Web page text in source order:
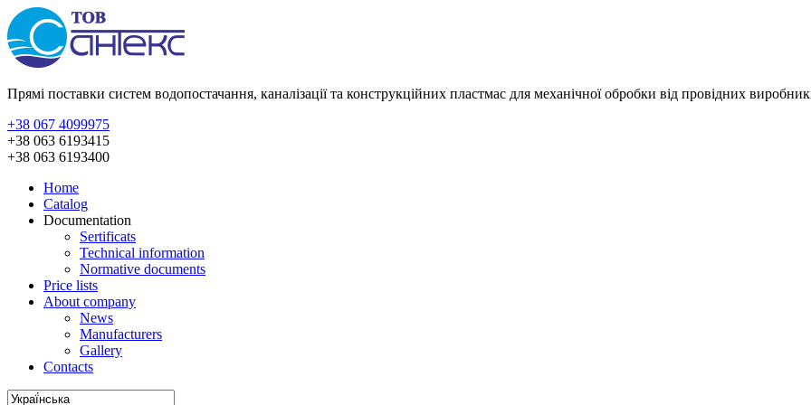
Прямі поставки систем водопостачання, каналізації та конструкційних пластмас для механічної обробки від провідних
+38 067 4099975
+38 063 6193415
+38 063 6193400
Home
Catalog
Documentation
Sertificats
Technical information
Normative documents
Price lists
About company
News
Manufacturers
Gallery
Contacts